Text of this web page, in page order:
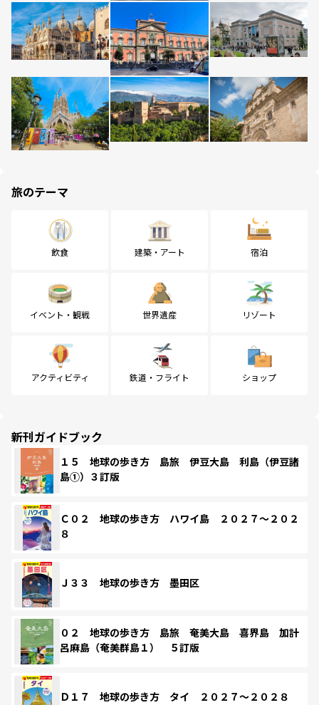
旅のテーマ
飲食 建築・アート 宿泊
イベント・観戦 世界遺産 リゾート
アクティビティ 鉄道・フライト ショップ
新刊ガイドブック
１５ 地球の歩き方 島旅 伊豆大島 利島（伊豆諸
島①）３訂版
Ｃ０２ 地球の歩き方 ハワイ島 ２０２７～２０２
８
Ｊ３３ 地球の歩き方 墨田区
０２ 地球の歩き方 島旅 奄美大島 喜界島 加計
呂麻島（奄美群島１） ５訂版
Ｄ１７ 地球の歩き方 タイ ２０２７～２０２８